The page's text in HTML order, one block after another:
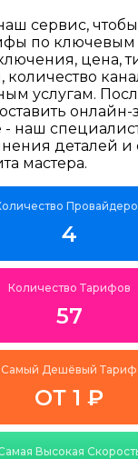
сервис,
по ключевым
цена,
услугам.
онлайн-
наш
деталей и
мастера.
4
Количество Тарифов
57
Самый Дешёвый Тариф
ОТ 1 ₽
Высокая